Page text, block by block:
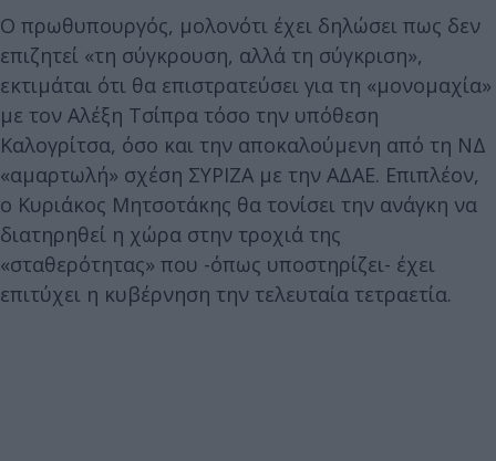
Ο πρωθυπουργός, μολονότι έχει δηλώσει πως δεν
επιζητεί «τη σύγκρουση, αλλά τη σύγκριση»,
εκτιμάται ότι θα επιστρατεύσει για τη «μονομαχία»
με τον Αλέξη Τσίπρα τόσο την υπόθεση
Καλογρίτσα, όσο και την αποκαλούμενη από τη ΝΔ
«αμαρτωλή» σχέση ΣΥΡΙΖΑ με την ΑΔΑΕ. Επιπλέον,
ο Κυριάκος Μητσοτάκης θα τονίσει την ανάγκη να
διατηρηθεί η χώρα στην τροχιά της
«σταθερότητας» που -όπως υποστηρίζει- έχει
επιτύχει η κυβέρνηση την τελευταία τετραετία.